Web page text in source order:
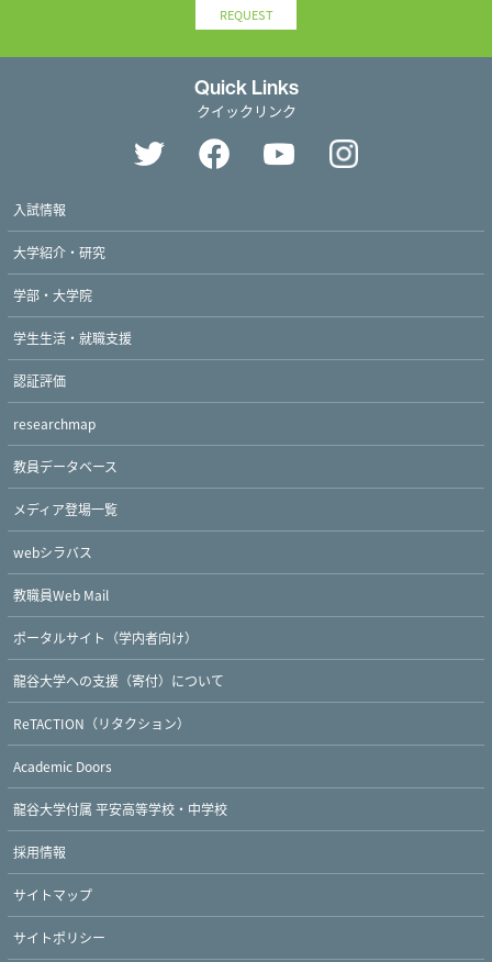
REQUEST
Quick Links
クイックリンク
入試情報
大学紹介・研究
学部・大学院
学生生活・就職支援
認証評価
researchmap
教員データベース
メディア登場一覧
webシラバス
教職員Web Mail
ポータルサイト（学内者向け）
龍谷大学への支援（寄付）について
ReTACTION（リタクション）
Academic Doors
龍谷大学付属 平安高等学校・中学校
採用情報
サイトマップ
サイトポリシー